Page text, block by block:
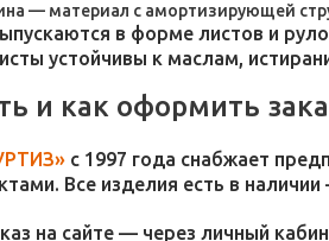
— материал с амортизирующей
в форме листов и
устойчивы к маслам,
и как оформить
с 1997 года снабжает
Все изделия есть в
на сайте — через личный